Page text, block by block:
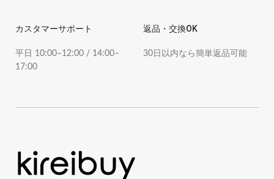
カスタマーサポート
平日 10:00–12:00 / 14:00–
17:00
返品・交換OK
30日以内なら簡単返品可能